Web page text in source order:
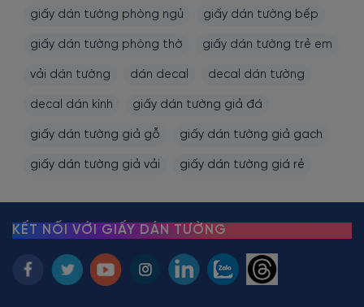
giấy dán tường phòng ngủ giấy dán tường bếp
giấy dán tường phòng thờ giấy dán tường trẻ em
vải dán tường dán decal decal dán tường
decal dán kính giấy dán tường giả đá
giấy dán tường giả gỗ giấy dán tường giả gạch
giấy dán tường giả vải giấy dán tường giá rẻ
KẾT NỐI VỚI GIẤY DÁN TƯỜNG